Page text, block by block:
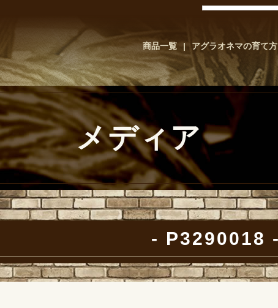
商品一覧 アグラオネマの育て方
メディア
P3290018